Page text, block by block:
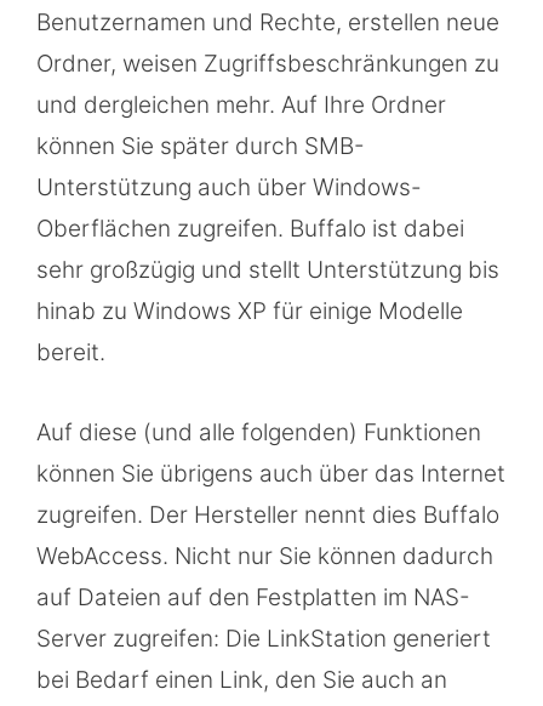
Benutzernamen und Rechte, erstellen neue
Ordner, weisen Zugriffsbeschränkungen zu
und dergleichen mehr. Auf Ihre Ordner
können Sie später durch SMB-
Unterstützung auch über Windows-
Oberflächen zugreifen. Buffalo ist dabei
sehr großzügig und stellt Unterstützung bis
hinab zu Windows XP für einige Modelle
bereit.
Auf diese (und alle folgenden) Funktionen
können Sie übrigens auch über das Internet
zugreifen. Der Hersteller nennt dies Buffalo
WebAccess. Nicht nur Sie können dadurch
auf Dateien auf den Festplatten im NAS-
Server zugreifen: Die LinkStation generiert
bei Bedarf einen Link, den Sie auch an